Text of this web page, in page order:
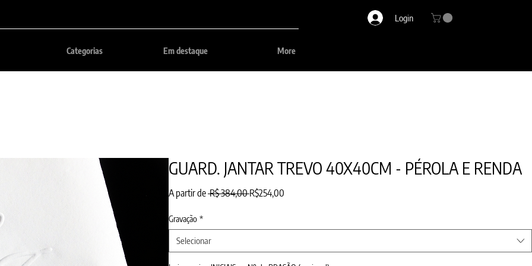
Categorias Em destaque More
Login
GUARD. JANTAR TREVO 40X40CM - PÉROLA E RENDA
A partir de R$ 384,00 Preço
R$254,00Preço
Gravação *
Selecionar